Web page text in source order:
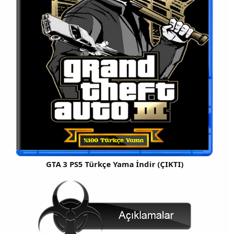
GTA 3 PS5 Türkçe Yama İndir (ÇIKTI)